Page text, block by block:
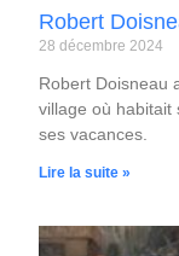
Robert
28 décembre 2024
Robert Doisneau
village où habitait
ses vacances.
Lire la suite »